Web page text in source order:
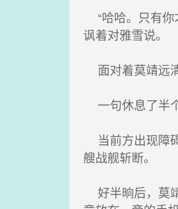
“哈哈。只有你
讽着对雅雪说。
面对着莫靖远
一句休息了半
当前方出现障
艘战舰斩断。
好半晌后，莫